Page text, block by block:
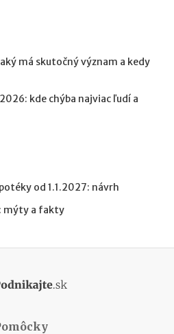
má skutočný význam a kedy
kde chýba najviac ľudí a
od 1.1.2027: návrh
mýty a fakty